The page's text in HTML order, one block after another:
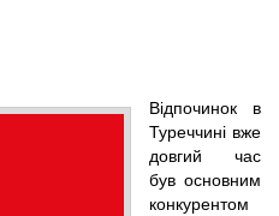
Відпочинок в
Туреччині вже
довгий час
був основним
конкурентом